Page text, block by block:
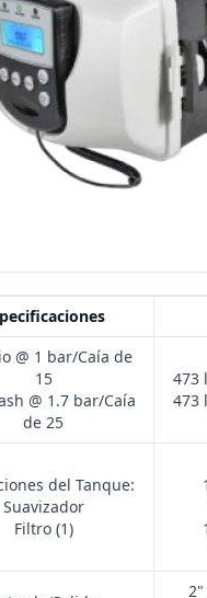
@ 1 bar/Caía de
15
@ 1.7 bar/Caía
de 25
473
473
del Tanque:
Suavizador
Filtro (1)
2"